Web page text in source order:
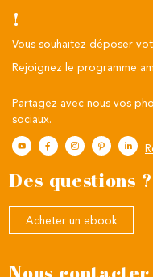
!
Vous souhaitez déposer
Rejoignez le programme
Partagez avec nous vos
sociaux.
Des questions ?
Acheter un ebook